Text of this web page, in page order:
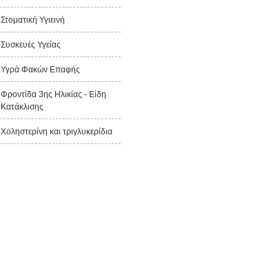
Στοματική Υγιεινή
Συσκευές Υγείας
Υγρά Φακών Επαφής
Φροντίδα 3ης Ηλικίας - Είδη
Κατάκλισης
Χοληστερίνη και τριγλυκερίδια